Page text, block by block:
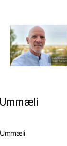
Ummæli
Ummæli